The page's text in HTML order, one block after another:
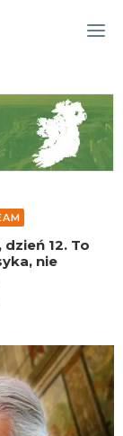
12. To
nie